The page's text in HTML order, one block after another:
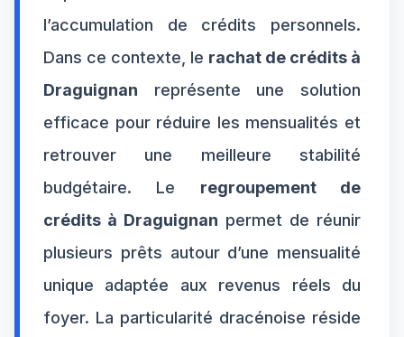
l’accumulation de crédits personnels.
Dans ce contexte, le rachat de crédits à
Draguignan représente une solution
efficace pour réduire les mensualités et
retrouver une meilleure stabilité
budgétaire. Le regroupement de
crédits à Draguignan permet de réunir
plusieurs prêts autour d’une mensualité
unique adaptée aux revenus réels du
foyer. La particularité dracénoise réside